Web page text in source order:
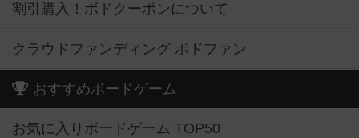
割引購入！ボドクーポンについて
クラウドファンディング ボドファン
おすすめボードゲーム
お気に入りボードゲーム TOP50